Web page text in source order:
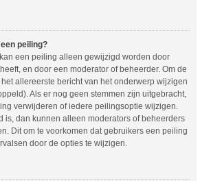
peiling?
een peiling alleen gewijzigd worden door
en door een moderator of beheerder. Om de
allereerste bericht van het onderwerp wijzigen
Als er nog geen stemmen zijn uitgebracht,
verwijderen of iedere peilingsoptie wijzigen.
is, dan kunnen alleen moderators of beheerders
Dit om te voorkomen dat gebruikers een peiling
door de opties te wijzigen.